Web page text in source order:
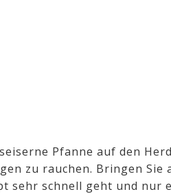
Pfanne auf den
zu rauchen. Bringen
sehr schnell geht und nur